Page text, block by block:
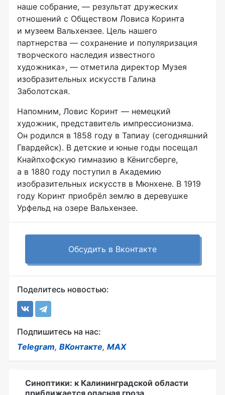
наше собрание, — результат дружеских
отношений с Обществом Ловиса Коринта
и музеем Вальхензее. Цель нашего
партнерства — сохранение и популяризация
творческого наследия известного
художника», — отметила директор Музея
изобразительных искусств Галина
Заболотская.
Напомним, Ловис Коринт — немецкий
художник, представитель импрессионизма.
Он родился в 1858 году в Тапиау (сегодняшний
Гвардейск). В детские и юные годы посещал
Кнайпхофскую гимназию в Кёнигсберге,
а в 1880 году поступил в Академию
изобразительных искусств в Мюнхене. В 1919
году Коринт приобрёл землю в деревушке
Урфельд на озере Вальхензее.
Обсудить в Вконтакте
Поделитесь новостью:
Подпишитесь на нас:
Telegram, ВКонтакте, MAX
Синоптики: к Калининградской области
приближается опасная гроза